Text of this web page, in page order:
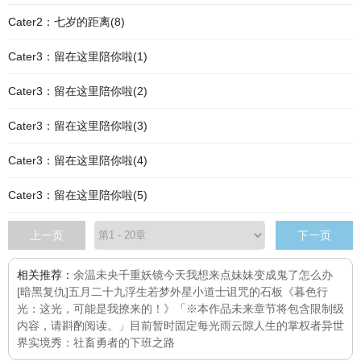
Cater2：七岁的距离(8)
Cater3：留在这里陪你啦(1)
Cater3：留在这里陪你啦(2)
Cater3：留在这里陪你啦(3)
Cater3：留在这里陪你啦(4)
Cater3：留在这里陪你啦(5)
上一页 下一页
相关推荐： 余温未央千重妖镜今天我想来点妹妹变成鬼了怎么办
[暗黑复仇]五月二十九浮生若梦外星小道士诅咒的石板
《暮色行
光：这光，可能是我撩来的！》「※本作品未来章节将包含限制级
内容，请斟酌阅读。」目前暂时固定每光雨云隙人生的掌权者异世
界实境秀：社畜勇者的下班之路